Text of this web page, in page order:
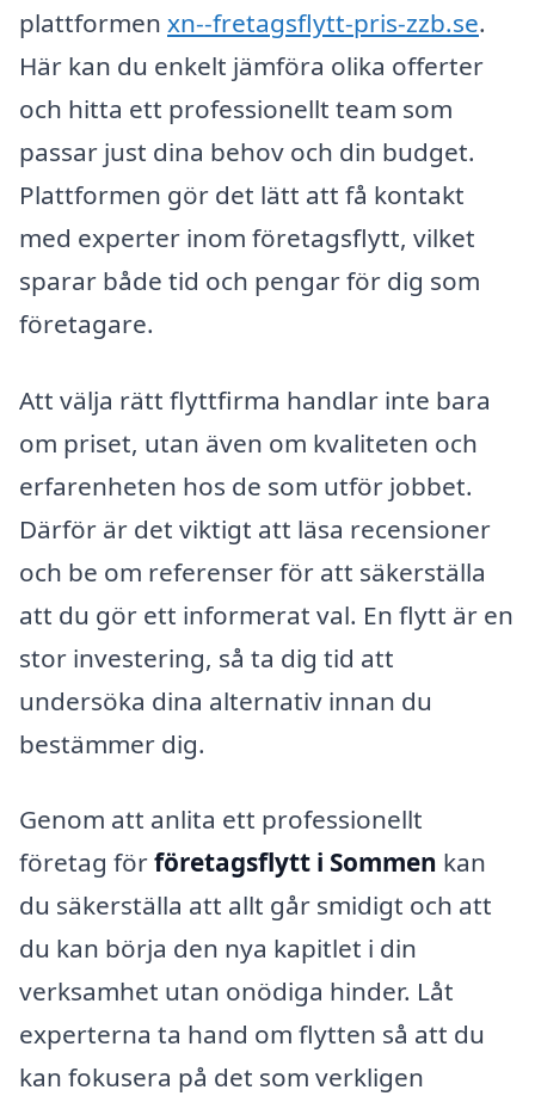
plattformen xn--fretagsflytt-pris-zzb.se.
Här kan du enkelt jämföra olika offerter
och hitta ett professionellt team som
passar just dina behov och din budget.
Plattformen gör det lätt att få kontakt
med experter inom företagsflytt, vilket
sparar både tid och pengar för dig som
företagare.
Att välja rätt flyttfirma handlar inte bara
om priset, utan även om kvaliteten och
erfarenheten hos de som utför jobbet.
Därför är det viktigt att läsa recensioner
och be om referenser för att säkerställa
att du gör ett informerat val. En flytt är en
stor investering, så ta dig tid att
undersöka dina alternativ innan du
bestämmer dig.
Genom att anlita ett professionellt
företag förföretagsflytt i Sommen kan
du säkerställa att allt går smidigt och att
du kan börja den nya kapitlet i din
verksamhet utan onödiga hinder. Låt
experterna ta hand om flytten så att du
kan fokusera på det som verkligen